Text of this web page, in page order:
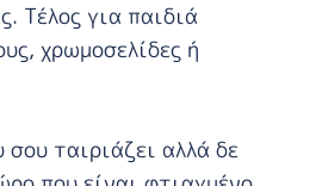
Τέλος για παιδιά
χρωμοσελίδες ή
ταιριάζει αλλά δε